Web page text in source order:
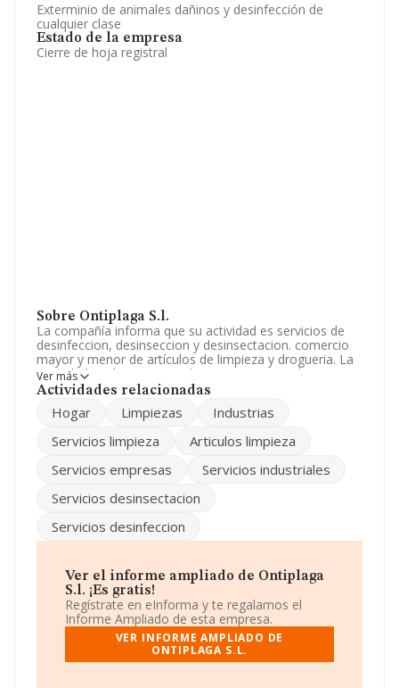
Exterminio de animales dañinos y desinfección de
cualquier clase
Estado de la empresa
Cierre de hoja registral
Sobre Ontiplaga S.l.
La compañía informa que su actividad es servicios de
desinfeccion, desinseccion y desinsectacion. comercio
mayor y menor de artículos de limpieza y drogueria. La
sociedad está inscrita en el Registro Mercantil como
Sociedad Limitada. Clasifica su actividad CNAE como
código 8122. La compañía no tiene actividad en
B82873357, está situada en Calle De Las Infantas núm.
En base a la información de la que dispone INFORMA
asciende a 2.488 millones de euros y la media de
facturación de ventas entre todas las compañías
alcanza los 864 mil euros. En cuanto a la información
relativa a la provincia de Madrid, en la base de datos
INFORMA constan 541 empresas, con ventas de hasta
459 millones de euros. Para aportar ulterior información
de interés en el ámbito sectorial, la media de
Ver más
Actividades relacionadas
Hogar Limpiezas
Industrias
Servicios limpieza
Articulos limpieza
Servicios empresas
Servicios industriales
Servicios desinsectacion
Servicios desinfeccion
Ver el informe ampliado de Ontiplaga
S.l. ¡Es gratis!
Regístrate en eInforma y te regalamos el
Informe Ampliado de esta empresa.
VER INFORME AMPLIADO DE
ONTIPLAGA S.L.